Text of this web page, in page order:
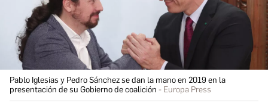
Pablo Iglesias y Pedro Sánchez se dan la mano en 2019 en la
presentación de su Gobierno de coalición
Europa Press